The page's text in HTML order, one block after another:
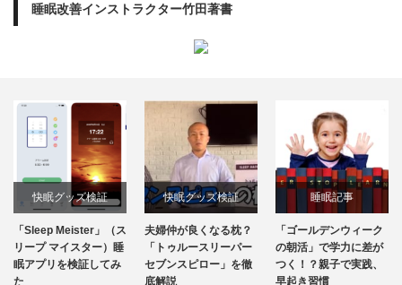
睡眠改善インストラクター竹田著書
快眠グッズ検証
「Sleep Meister」（ス
リープ マイスター）睡
眠アプリを検証してみ
た
快眠グッズ検証
夫婦仲が良くなる枕？
「トゥルースリーパー
セブンスピロー」を徹
底解説
睡眠記事
「ゴールデンウィーク
の朝活」で学力に差が
つく！？親子で実践、
早起き習慣